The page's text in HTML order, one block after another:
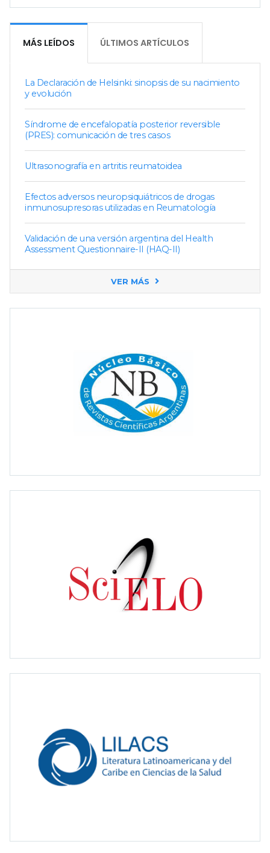
MÁS LEÍDOS ÚLTIMOS ARTÍCULOS
La Declaración de Helsinki: sinopsis de su nacimiento
y evolución
Síndrome de encefalopatía posterior reversible
(PRES): comunicación de tres casos
Ultrasonografía en artritis reumatoidea
Efectos adversos neuropsiquiátricos de drogas
inmunosupresoras utilizadas en Reumatología
Validación de una versión argentina del Health
Assessment Questionnaire-II (HAQ-II)
VER MÁS